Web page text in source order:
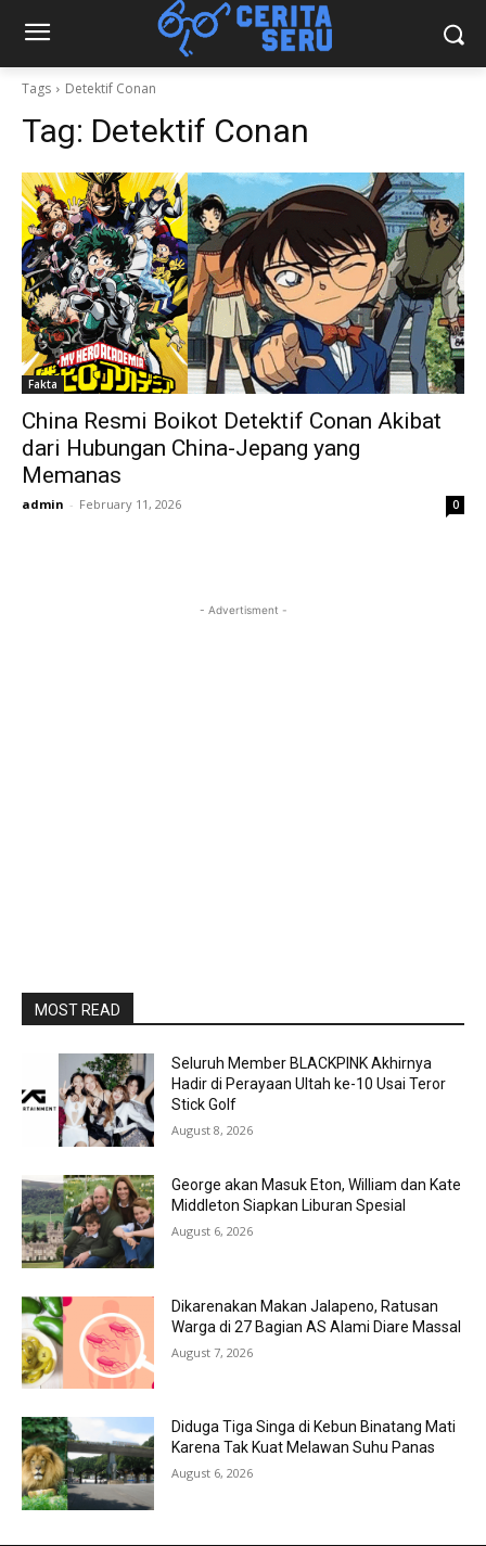
Tags Detektif Conan
Tag: Detektif Conan
Fakta
China Resmi Boikot Detektif Conan Akibat
dari Hubungan China-Jepang yang
Memanas
admin - February 11, 2026 0
- Advertisment -
MOST READ
Seluruh Member BLACKPINK Akhirnya
Hadir di Perayaan Ultah ke-10 Usai Teror
Stick Golf
August 8, 2026
George akan Masuk Eton, William dan Kate
Middleton Siapkan Liburan Spesial
August 6, 2026
Dikarenakan Makan Jalapeno, Ratusan
Warga di 27 Bagian AS Alami Diare Massal
August 7, 2026
Diduga Tiga Singa di Kebun Binatang Mati
Karena Tak Kuat Melawan Suhu Panas
August 6, 2026